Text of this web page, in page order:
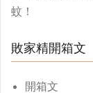
蚊！
敗家精開箱文
開箱文